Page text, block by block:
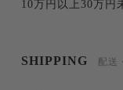
10万円以上30万円
SHIPPING 配送